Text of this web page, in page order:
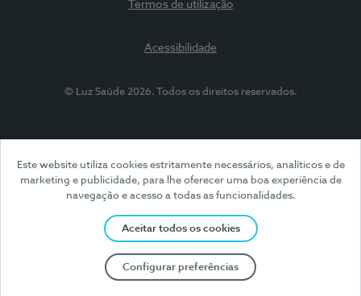
Este website utiliza cookies estritamente necessários, analíticos e de
marketing e publicidade, para lhe oferecer uma boa experiência de
navegação e acesso a todas as funcionalidades.
Aceitar todos os cookies
Configurar preferências
Termos de utilização
Acessibilidade
© Luz Saúde 2026. Todos os direitos reservados.